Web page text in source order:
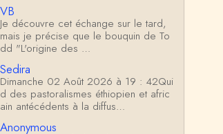
VB
Je découvre cet échange sur le tard,
mais je précise que le bouquin de To
dd "L'origine des …
Sedira
Dimanche 02 Août 2026 à 19 : 42Qui
d des pastoralismes éthiopien et afric
ain antécédents à la diffus…
Anonymous